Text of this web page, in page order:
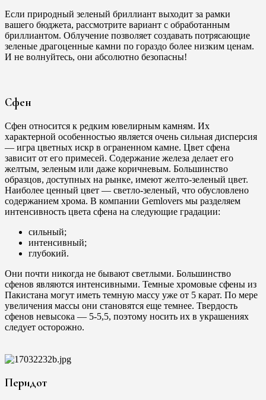
Если природный зеленый бриллиант выходит за рамки
вашего бюджета, рассмотрите вариант с обработанным
бриллиантом. Облучение позволяет создавать потрясающие
зеленые драгоценные камни по гораздо более низким ценам.
И не волнуйтесь, они абсолютно безопасны!
Сфен
Сфен относится к редким ювелирным камням. Их
характерной особенностью является очень сильная дисперсия
— игра цветных искр в ограненном камне. Цвет сфена
зависит от его примесей. Содержание железа делает его
желтым, зеленым или даже коричневым. Большинство
образцов, доступных на рынке, имеют желто-зеленый цвет.
Наиболее ценный цвет — светло-зеленый, что обусловлено
содержанием хрома. В компании Gemlovers мы разделяем
интенсивность цвета сфена на следующие градации:
сильный;
интенсивный;
глубокий.
Они почти никогда не бывают светлыми. Большинство
сфенов являются интенсивными. Темные хромовые сфены из
Пакистана могут иметь темную массу уже от 5 карат. По мере
увеличения массы они становятся еще темнее. Твердость
сфенов невысока — 5-5,5, поэтому носить их в украшениях
следует осторожно.
Перидот